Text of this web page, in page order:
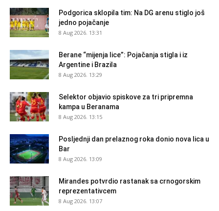
Podgorica sklopila tim: Na DG arenu stiglo još
jedno pojačanje
8 Aug 2026. 13:31
Berane “mijenja lice”: Pojačanja stigla i iz
Argentine i Brazila
8 Aug 2026. 13:29
Selektor objavio spiskove za tri pripremna
kampa u Beranama
8 Aug 2026. 13:15
Posljednji dan prelaznog roka donio nova lica u
Bar
8 Aug 2026. 13:09
Mirandes potvrdio rastanak sa crnogorskim
reprezentativcem
8 Aug 2026. 13:07